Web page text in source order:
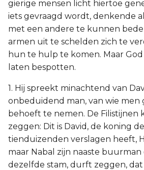
gierige mensen licht hiertoe
iets gevraagd wordt, denkende
met een andere te kunnen
armen uit te schelden zich te
hun te hulp te komen. Maar
laten bespotten.
1. Hij spreekt minachtend van
onbeduidend man, van wie men
behoeft te nemen. De Filistijnen
zeggen: Dit is David, de koning
tienduizenden verslagen heeft,
maar Nabal zijn naaste
dezelfde stam, durft zeggen,